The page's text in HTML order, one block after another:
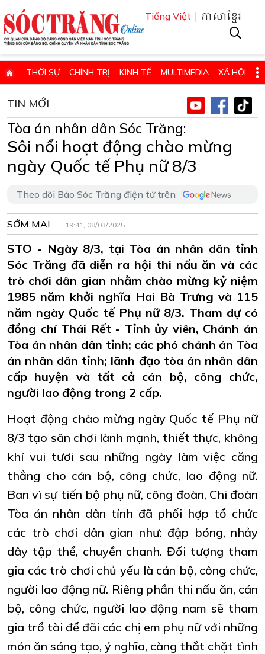
Tiếng Việt | ភាសាខ្មែរ
THỜI SỰ CHÍNH TRỊ KINH TẾ MULTIMEDIA XÃ HỘI
GIÁO DỤC - KHOA HỌC & CÔNG NGHỆ
QUỐC PHÒNG - AN NINH QUỐC TẾ SỨC KHỎE VÀ ĐỜI SỐNG
VĂN HÓA - THỂ THAO - DU LỊCH CHUYÊN ĐỀ
ĐIỂM BÁO - TIN VẮN ĐỊA PHƯƠNG THÔNG TIN CẦN BIẾT
ĐẶT BÁO GIẤY ONLINE
TIN MỚI
Tòa án nhân dân Sóc Trăng:
Sôi nổi hoạt động chào mừng
ngày Quốc tế Phụ nữ 8/3
Theo dõi Báo Sóc Trăng điện tử trên
SỚM MAI 19:41, 08/03/2025
STO - Ngày 8/3, tại Tòa án nhân dân tỉnh
Sóc Trăng đã diễn ra hội thi nấu ăn và các
trò chơi dân gian nhằm chào mừng kỷ niệm
1985 năm khởi nghĩa Hai Bà Trưng và 115
năm ngày Quốc tế Phụ nữ 8/3. Tham dự có
đồng chí Thái Rết - Tỉnh ủy viên, Chánh án
Tòa án nhân dân tỉnh; các phó chánh án Tòa
án nhân dân tỉnh; lãnh đạo tòa án nhân dân
cấp huyện và tất cả cán bộ, công chức,
người lao động trong 2 cấp.
Hoạt động chào mừng ngày Quốc tế Phụ nữ
8/3 tạo sân chơi lành mạnh, thiết thực, không
khí vui tươi sau những ngày làm việc căng
thẳng cho cán bộ, công chức, lao động nữ.
Ban vì sự tiến bộ phụ nữ, công đoàn, Chi đoàn
Tòa án nhân dân tỉnh đã phối hợp tổ chức
các trò chơi dân gian như: đập bóng, nhảy
dây tập thể, chuyền chanh. Đối tượng tham
gia các trò chơi chủ yếu là cán bộ, công chức,
người lao động nữ. Riêng phần thi nấu ăn, cán
bộ, công chức, người lao động nam sẽ tham
gia trổ tài để đãi các chị em phụ nữ với những
món ăn sáng tạo, ý nghĩa, càng thắt chặt tình